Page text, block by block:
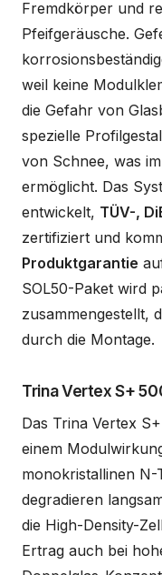
Fremdkörper und
Pfeifgeräusche.
weil keine
die Gefahr von
spezielle
von Schnee, was
ermöglicht. Das
entwickelt, TÜV-,
zertifiziert und
Produktgarantie
SOL50-Paket wird
zusammengestellt,
durch die Montage.
Trina Vertex S+
Das Trina Vertex
einem
monokristallinen
degradieren
die High-Density-
Ertrag auch bei